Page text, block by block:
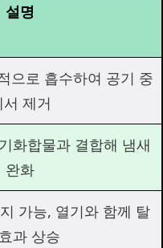
설명
으로 흡수하여 공기 중
서 제거
화합물과 결합해 냄새
완화
가능, 열기와 함께 탈
과 상승